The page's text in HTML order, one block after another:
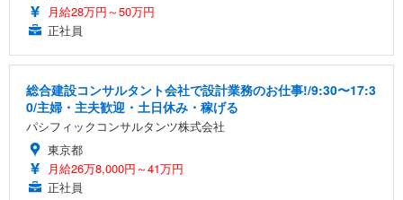
月給28万円～50万円
正社員
総合建設コンサルタント会社で設計業務のお仕事!/9:30〜17:3
0/主婦・主夫歓迎・土日休み・稼げる
パシフィックコンサルタンツ株式会社
東京都
月給26万8,000円～41万円
正社員